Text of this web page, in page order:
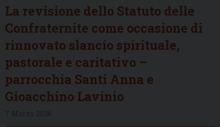
La revisione dello Statuto delle
Confraternite come occasione di
rinnovato slancio spirituale,
pastorale e caritativo –
parrocchia Santi Anna e
Gioacchino Lavinio